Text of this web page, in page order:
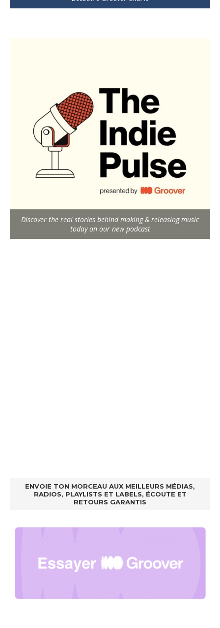
Discover the real stories behind making & releasing music
today on our new podcast
ENVOIE TON MORCEAU AUX MEILLEURS MÉDIAS,
RADIOS, PLAYLISTS ET LABELS, ÉCOUTE ET
RETOURS GARANTIS